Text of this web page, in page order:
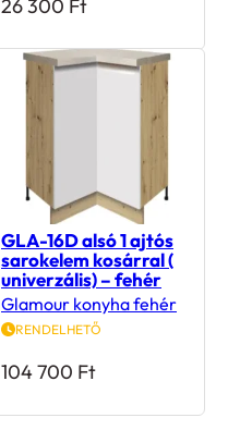
26 300 Ft
GLA-16D alsó 1 ajtós
sarokelem kosárral (
univerzális) – fehér
Glamour konyha fehér
RENDELHETŐ
104 700 Ft